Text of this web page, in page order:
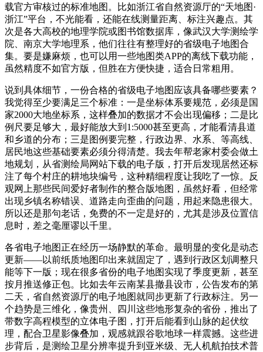
载官方审核过的标准地图。比如浙江省自然资源厅的“天地图·
浙江”平台，不光能看，还能在线测量距离、标注兴趣点。其
次是各大高校的地理学院或图书馆数据库，像武汉大学测绘学
院、南京大学地理系，他们往往有整理好的省级电子地图合
集。要是嫌麻烦，也可以用一些地图类APP的离线下载功能，
虽然精度不如官方版，但胜在方便快捷，适合日常粗用。
说到具体细节，一份合格的省级电子地图应该具备哪些要素？
我觉得至少要满足三个标准：一是坐标体系要规范，必须是国
家2000大地坐标系，这样叠加的数据才不会出现偏移；二是比
例尺要足够大，最好能放大到1:5000甚至更高，才能看清县道
和乡道的分布；三是图例要完整，行政边界、水系、等高线、
居民地这些基础要素必须分得清楚。我去年帮老家村委会做土
地规划，从省测绘局网站下载的电子版，打开后发现居然还标
注了每个村庄的耕地块编号，这种精细程度让我吃了一惊。反
观网上那些民间爱好者制作的整合版地图，虽然好看，但经常
出现乡镇名称错误、道路走向歪曲的问题，用起来隐患很大。
所以还是那句老话，免费的不一定是好的，尤其是涉及位置信
息时，差之毫厘谬以千里。
各省电子地图正在经历一场静默的革命。最明显的变化是动态
更新——以前纸质地图印出来就固定了，遇到行政区划调整只
能等下一版；现在很多省份的电子地图实现了季度更新，甚至
按月推送修正包。比如去年云南某县撤县设市，公告发布的第
二天，省自然资源厅的电子地图就同步更新了行政标注。另一
个趋势是三维化，像贵州、四川这些地形复杂的省份，推出了
带数字高程模型的立体电子图，打开后能看到山脉的起伏纹
理，配合卫星影像叠加，观感就跟谷歌地球一样震撼。这些进
步背后，是测绘卫星分辨率提升到亚米级、无人机航拍技术普